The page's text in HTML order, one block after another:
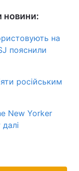
новини:
на
пояснили
російським
New Yorker